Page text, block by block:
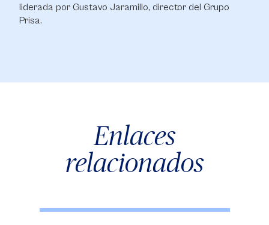
liderada por Gustavo Jaramillo, director del Grupo
Prisa.
Enlaces
relacionados